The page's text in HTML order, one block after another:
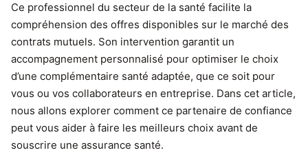
Ce professionnel du secteur de la santé facilite la
compréhension des offres disponibles sur le marché des
contrats mutuels. Son intervention garantit un
accompagnement personnalisé pour optimiser le choix
d’une complémentaire santé adaptée, que ce soit pour
vous ou vos collaborateurs en entreprise. Dans cet article,
nous allons explorer comment ce partenaire de confiance
peut vous aider à faire les meilleurs choix avant de
souscrire une assurance santé.